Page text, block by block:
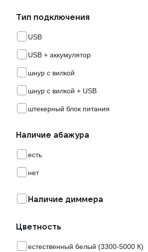
Тип подключения
USB
USB + аккумулятор
шнур с вилкой
шнур с вилкой + USB
штекерный блок питания
Наличие абажура
есть
нет
Наличие диммера
Цветность
естественный белый (3300-5000 К)